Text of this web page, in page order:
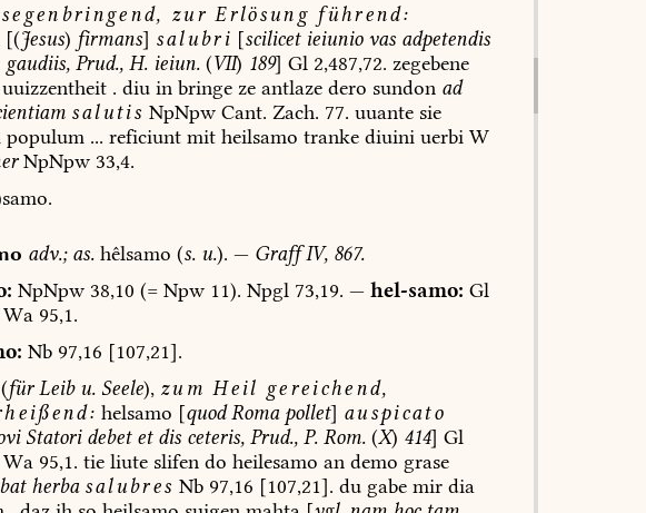
segenbringend, zur Erlösung führend:
[(Jesus) firmans] salubri [scilicetieiunio vas adpetendis
gaudiis,Prud.,H.ieiun.(VII) 189] Gl2,487,72. zegebene
. diuin bringezeantlazedero sundon ad
salutis NpNpw Cant. Zach. 77. uuante sie
populum... reficiuntmitheilsamo trankediuiniuerbi W
NpNpw33,4.
adv.;as. hêlsamo (s. u.). — GraffIV, 867.
NpNpw38,10 (=Npw11). Npgl73,19. — hel-samo: Gl
95,1.
Nb97,16 [107,21].
(fürLeibu. Seele), zum Heil gereichend,
helsamo [quodRomapollet] auspicato
Statoridebetetdisceteris,Prud.,P. Rom.(X) 414] Gl
95,1. tieliuteslifendo heilesamo andemo grase
herba salubres Nb 97,16 [107,21]. du gabe mir dia